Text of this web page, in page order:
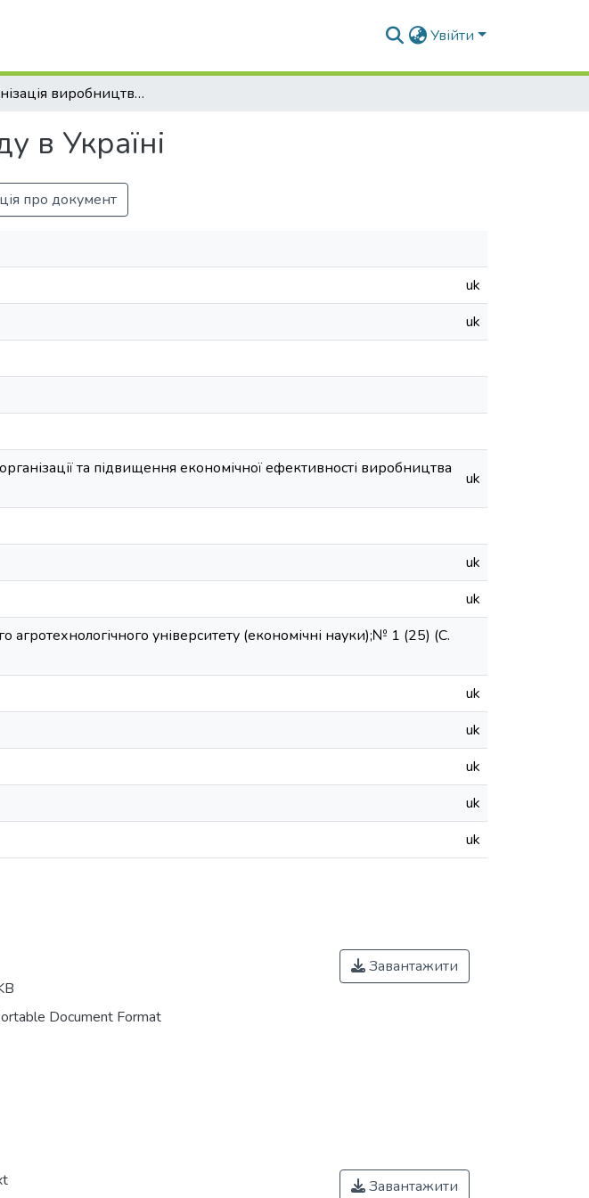
Увійти
Організація виробництва винограду в Україні
в Україні
про документ
uk
uk
та підвищення економічної ефективності виробництва
uk
uk
uk
університету (економічні науки);№ 1 (25) (С.
uk
uk
uk
uk
uk
Document Format
Завантажити
Завантажити